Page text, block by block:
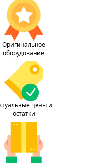
Оригинальное
оборудование
цены и
остатки